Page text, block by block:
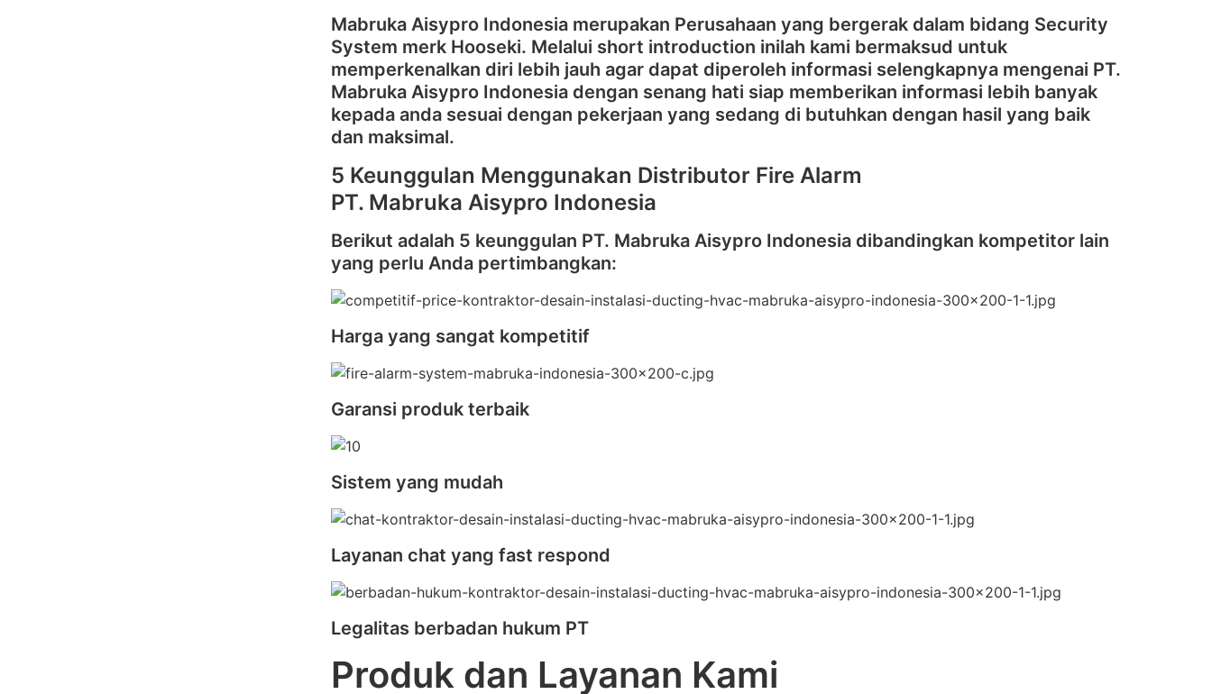
Mabruka Aisypro Indonesia merupakan Perusahaan yang bergerak dalam bidang Security
System merk Hooseki. Melalui short introduction inilah kami bermaksud untuk
memperkenalkan diri lebih jauh agar dapat diperoleh informasi selengkapnya mengenai PT.
Mabruka Aisypro Indonesia dengan senang hati siap memberikan informasi lebih banyak
kepada anda sesuai dengan pekerjaan yang sedang di butuhkan dengan hasil yang baik
dan maksimal.
5 Keunggulan Menggunakan Distributor Fire Alarm
PT. Mabruka Aisypro Indonesia
Berikut adalah 5 keunggulan PT. Mabruka Aisypro Indonesia dibandingkan kompetitor lain
yang perlu Anda pertimbangkan:
Harga yang sangat kompetitif
Garansi produk terbaik
Sistem yang mudah
Layanan chat yang fast respond
Legalitas berbadan hukum PT
Produk dan Layanan Kami